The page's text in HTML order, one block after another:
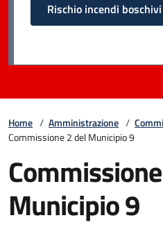
Rischio incendi boschivi
Home / Amministrazione /
Commissione 2 del Municipio 9
Municipio 9